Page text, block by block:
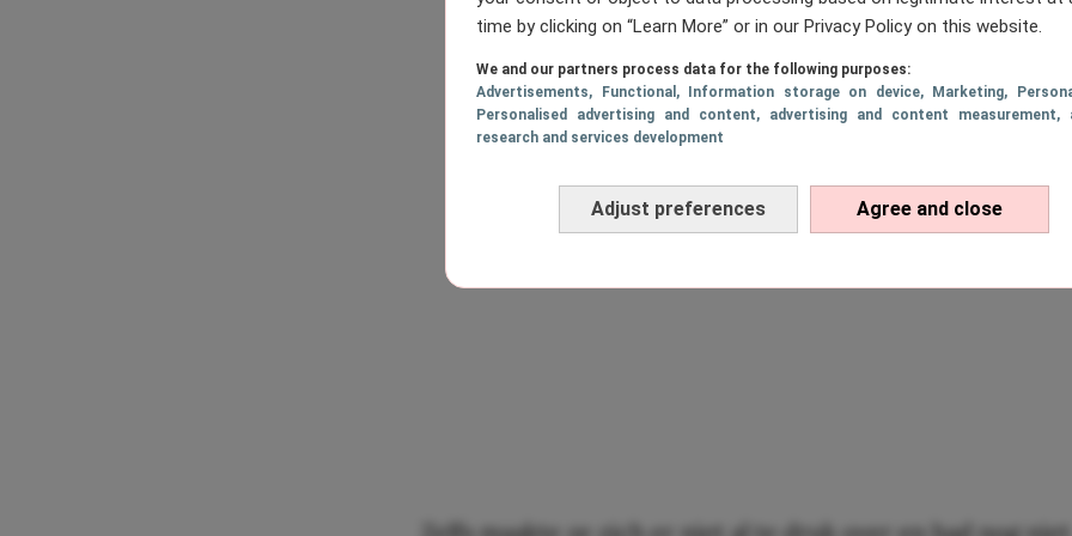
time by clicking on “Learn More” or in our Privacy Policy on this website.
We and our partners process data for the following purposes:
Advertisements, Functional , Information storage on device, Marketing,
Personalised advertising and content, advertising and content measurement,
research and services development
Adjust preferences Agree and close